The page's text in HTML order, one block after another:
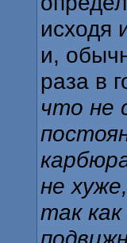
исходя
и,
раза в
что не
не
так